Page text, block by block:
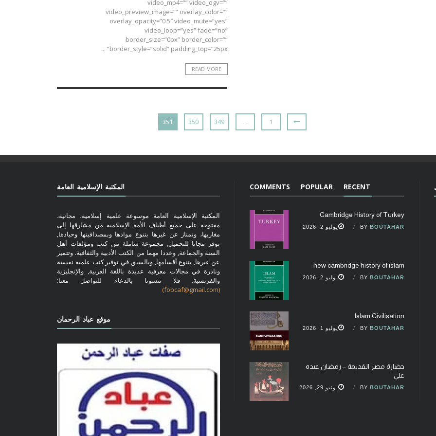
video_mp4=”” video_ogv=””
video_preview_image=”” overlay_color=””
overlay_opacity=”0.5″ video_mute=”yes”
video_loop=”yes” fade=”no”
border_size=”0px” border_color=””
border_style=”solid” padding_top=”25px” ...
READ MORE
1
…
349
350
351
المكتبة الإسلامية العامة
المكتبة الإسلامية العامة موسوعة علمية إسلامية، مجانية،
مفتوحة على جميع أطياف الأمة الإسلامية من مشارقها إلى
مغاربها، وتمتاز عن غيرها بتنوع موادها وبمصداقيتها وحيادها,
توفر مجانا للتحميل, مجموعة شاملة من كتب ومؤلفات أهل
السنة والجماعة, وعددا مهما من الكتب الأدبية والثقافية. وتتميز
عن غيرها, بتنوع أقسامها, وبالسبق في توفير كتب علمية نفيسة
ونادرة في مجالات معرفية عديدة باللغة العربية, والإنجليزية
والفرنسية. فلا تنسونا بالدعاء. للتواصل معنا:
(fobcaf@gmail.com)
موقع عباد الرحمان
RECENT
POPULAR
COMMENTS
Cambridge History of Turkey
BY BOUTAHAR يوليو 2, 2026
new cambridge history of islam
BY BOUTAHAR يوليو 2, 2026
Islam Civilisation
BY BOUTAHAR يوليو 1, 2026
حضارة مصر القديمة – رمضان عبده
علي
BY BOUTAHAR يونيو 29, 2026